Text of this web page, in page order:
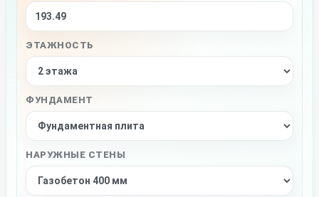
ЭТАЖНОСТЬ
ФУНДАМЕНТ
НАРУЖНЫЕ СТЕНЫ